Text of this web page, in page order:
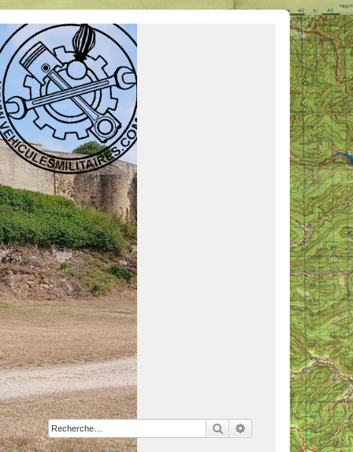
RechercherRecherche avancée
venir en aide, ou simplement partager vos activités.